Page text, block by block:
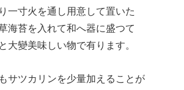
一寸火を通し用意して置いた
海苔を入れて和へ器に盛つて
大變美味しい物で有ります。
サツカリンを少量加えることが